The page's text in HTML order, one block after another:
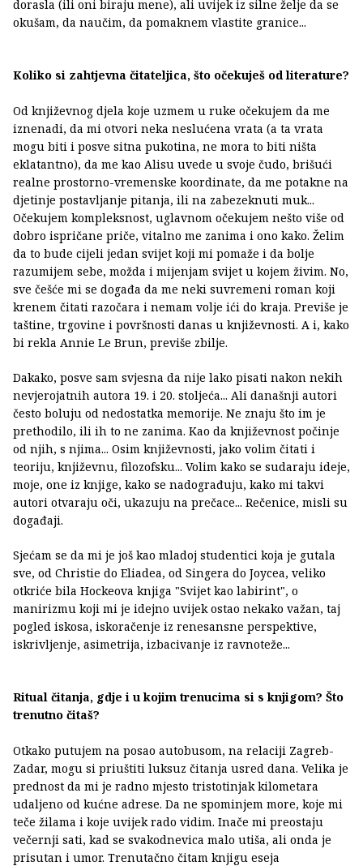
dorasla (ili oni biraju mene), ali uvijek iz silne želje da se
okušam, da naučim, da pomaknem vlastite granice...
Koliko si zahtjevna čitateljica, što očekuješ od literature?
Od književnog djela koje uzmem u ruke očekujem da me
iznenadi, da mi otvori neka neslućena vrata (a ta vrata
mogu biti i posve sitna pukotina, ne mora to biti ništa
eklatantno), da me kao Alisu uvede u svoje čudo, brišući
realne prostorno-vremenske koordinate, da me potakne na
djetinje postavljanje pitanja, ili na zabezeknuti muk...
Očekujem kompleksnost, uglavnom očekujem nešto više od
dobro ispričane priče, vitalno me zanima i ono kako. Želim
da to bude cijeli jedan svijet koji mi pomaže i da bolje
razumijem sebe, možda i mijenjam svijet u kojem živim. No,
sve češće mi se događa da me neki suvremeni roman koji
krenem čitati razočara i nemam volje ići do kraja. Previše je
taštine, trgovine i površnosti danas u književnosti. A i, kako
bi rekla Annie Le Brun, previše zbilje.
Dakako, posve sam svjesna da nije lako pisati nakon nekih
nevjerojatnih autora 19. i 20. stoljeća... Ali današnji autori
često boluju od nedostatka memorije. Ne znaju što im je
prethodilo, ili ih to ne zanima. Kao da književnost počinje
od njih, s njima... Osim književnosti, jako volim čitati i
teoriju, književnu, filozofsku... Volim kako se sudaraju ideje,
moje, one iz knjige, kako se nadograđuju, kako mi takvi
autori otvaraju oči, ukazuju na prečace... Rečenice, misli su
događaji.
Sjećam se da mi je još kao mladoj studentici koja je gutala
sve, od Christie do Eliadea, od Singera do Joycea, veliko
otkriće bila Hockeova knjiga "Svijet kao labirint", o
manirizmu koji mi je idejno uvijek ostao nekako važan, taj
pogled iskosa, iskoračenje iz renesansne perspektive,
iskrivljenje, asimetrija, izbacivanje iz ravnoteže...
Ritual čitanja, gdje i u kojim trenucima si s knjigom? Što
trenutno čitaš?
Otkako putujem na posao autobusom, na relaciji Zagreb-
Zadar, mogu si priuštiti luksuz čitanja usred dana. Velika je
prednost da mi je radno mjesto tristotinjak kilometara
udaljeno od kućne adrese. Da ne spominjem more, koje mi
teče žilama i koje uvijek rado vidim. Inače mi preostaju
večernji sati, kad se svakodnevica malo utiša, ali onda je
prisutan i umor. Trenutačno čitam knjigu eseja